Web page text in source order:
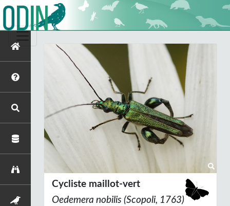
Cycliste maillot-vert
Oedemera nobilis (Scopoli, 1763)